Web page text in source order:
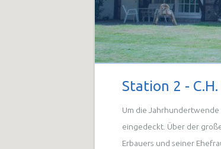
Station 2 -
Um die
eingedeckt. Über der
Erbauers und seiner